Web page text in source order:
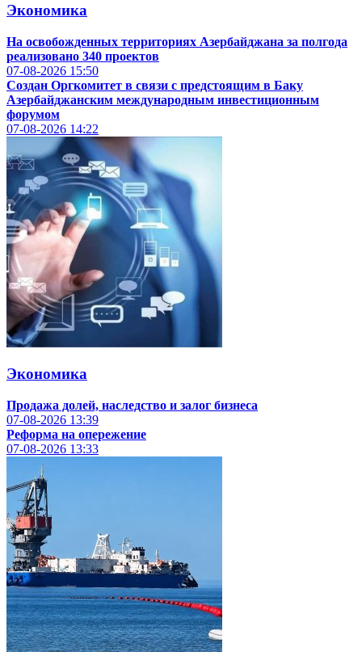
Экономика
На освобожденных территориях Азербайджана за полгода
реализовано 340 проектов
07-08-2026 15:50
Создан Оргкомитет в связи с предстоящим в Баку
Азербайджанским международным инвестиционным
форумом
07-08-2026 14:22
Экономика
Продажа долей, наследство и залог бизнеса
07-08-2026 13:39
Реформа на опережение
07-08-2026 13:33